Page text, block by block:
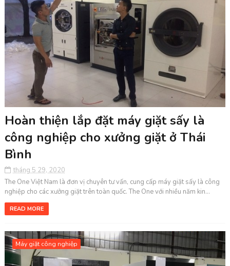
Hoàn thiện lắp đặt máy giặt sấy là
công nghiệp cho xưởng giặt ở Thái
Bình
tháng 5 29, 2020
The One Việt Nam là đơn vị chuyên tư vấn, cung cấp máy giặt sấy là công
nghiệp cho các xưởng giặt trên toàn quốc. The One với nhiều năm kin...
READ MORE
Máy giặt công nghiệp